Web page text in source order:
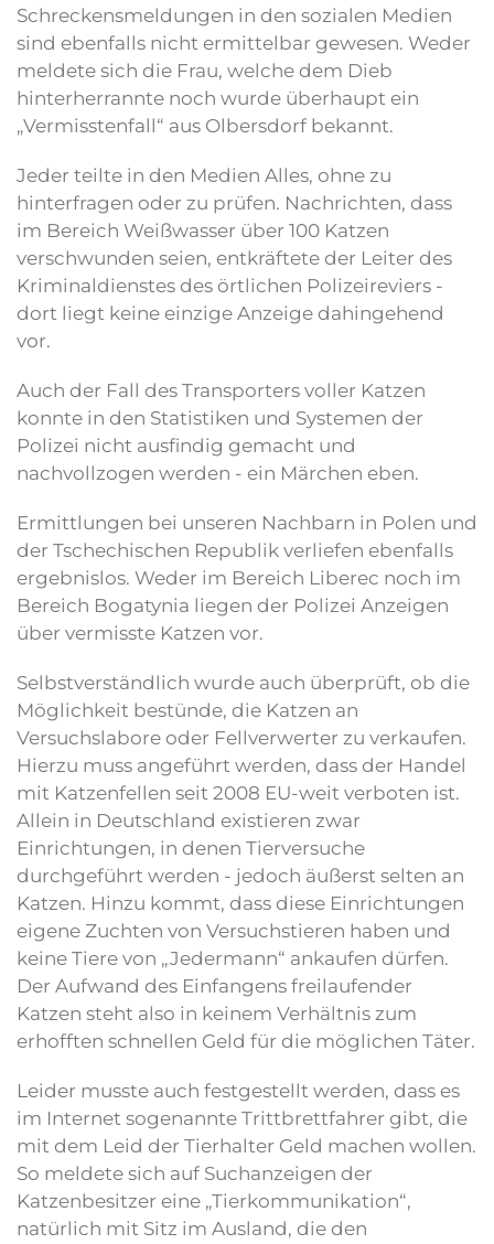
Schreckensmeldungen in den sozialen Medien
sind ebenfalls nicht ermittelbar gewesen. Weder
meldete sich die Frau, welche dem Dieb
hinterherrannte noch wurde überhaupt ein
„Vermisstenfall“ aus Olbersdorf bekannt.
Jeder teilte in den Medien Alles, ohne zu
hinterfragen oder zu prüfen. Nachrichten, dass
im Bereich Weißwasser über 100 Katzen
verschwunden seien, entkräftete der Leiter des
Kriminaldienstes des örtlichen Polizeireviers -
dort liegt keine einzige Anzeige dahingehend
vor.
Auch der Fall des Transporters voller Katzen
konnte in den Statistiken und Systemen der
Polizei nicht ausfindig gemacht und
nachvollzogen werden - ein Märchen eben.
Ermittlungen bei unseren Nachbarn in Polen und
der Tschechischen Republik verliefen ebenfalls
ergebnislos. Weder im Bereich Liberec noch im
Bereich Bogatynia liegen der Polizei Anzeigen
über vermisste Katzen vor.
Selbstverständlich wurde auch überprüft, ob die
Möglichkeit bestünde, die Katzen an
Versuchslabore oder Fellverwerter zu verkaufen.
Hierzu muss angeführt werden, dass der Handel
mit Katzenfellen seit 2008 EU-weit verboten ist.
Allein in Deutschland existieren zwar
Einrichtungen, in denen Tierversuche
durchgeführt werden - jedoch äußerst selten an
Katzen. Hinzu kommt, dass diese Einrichtungen
eigene Zuchten von Versuchstieren haben und
keine Tiere von „Jedermann“ ankaufen dürfen.
Der Aufwand des Einfangens freilaufender
Katzen steht also in keinem Verhältnis zum
erhofften schnellen Geld für die möglichen Täter.
Leider musste auch festgestellt werden, dass es
im Internet sogenannte Trittbrettfahrer gibt, die
mit dem Leid der Tierhalter Geld machen wollen.
So meldete sich auf Suchanzeigen der
Katzenbesitzer eine „Tierkommunikation“,
natürlich mit Sitz im Ausland, die den